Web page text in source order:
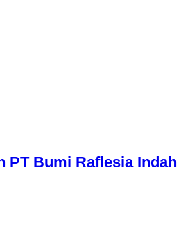
PT Bumi Raflesia